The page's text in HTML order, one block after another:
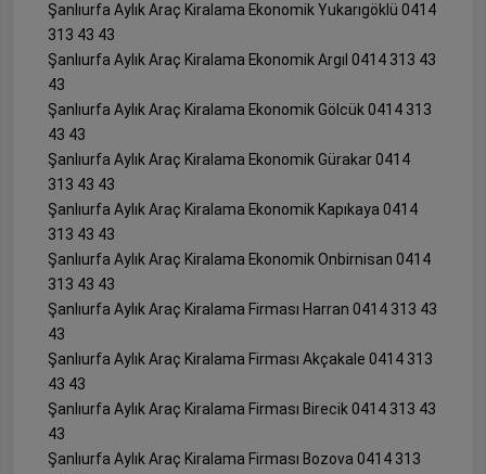
Şanlıurfa Aylık Araç Kiralama Ekonomik Yukarıgöklü 0414
313 43 43
Şanlıurfa Aylık Araç Kiralama Ekonomik Argıl 0414 313 43
43
Şanlıurfa Aylık Araç Kiralama Ekonomik Gölcük 0414 313
43 43
Şanlıurfa Aylık Araç Kiralama Ekonomik Gürakar 0414
313 43 43
Şanlıurfa Aylık Araç Kiralama Ekonomik Kapıkaya 0414
313 43 43
Şanlıurfa Aylık Araç Kiralama Ekonomik Onbirnisan 0414
313 43 43
Şanlıurfa Aylık Araç Kiralama Firması Harran 0414 313 43
43
Şanlıurfa Aylık Araç Kiralama Firması Akçakale 0414 313
43 43
Şanlıurfa Aylık Araç Kiralama Firması Birecik 0414 313 43
43
Şanlıurfa Aylık Araç Kiralama Firması Bozova 0414 313